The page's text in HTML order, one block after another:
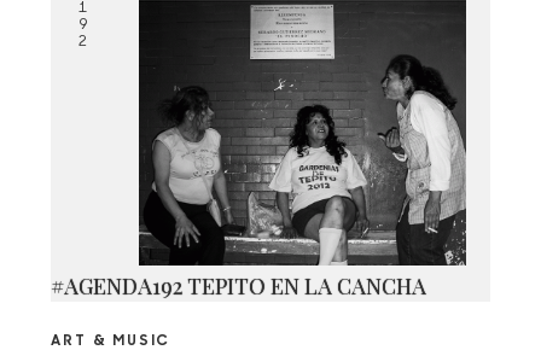
1
9
2
#AGENDA192 TEPITO EN LA CANCHA
ART & MUSIC